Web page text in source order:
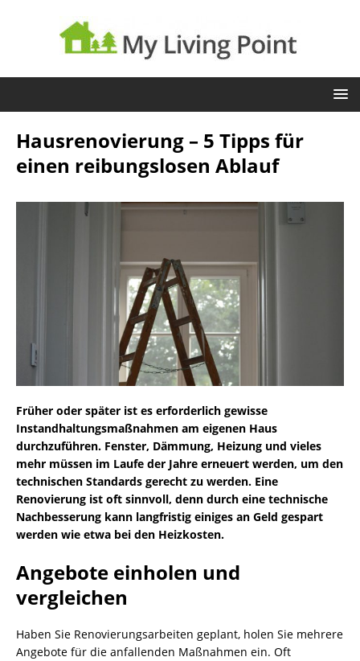
Hausrenovierung – 5 Tipps für
einen reibungslosen Ablauf
Früher oder später ist es erforderlich gewisse
Instandhaltungsmaßnahmen am eigenen Haus
durchzuführen. Fenster, Dämmung, Heizung und vieles
mehr müssen im Laufe der Jahre erneuert werden, um den
technischen Standards gerecht zu werden. Eine
Renovierung ist oft sinnvoll, denn durch eine technische
Nachbesserung kann langfristig einiges an Geld gespart
werden wie etwa bei den Heizkosten.
Angebote einholen und
vergleichen
Haben Sie Renovierungsarbeiten geplant, holen Sie mehrere
Angebote für die anfallenden Maßnahmen ein. Oft